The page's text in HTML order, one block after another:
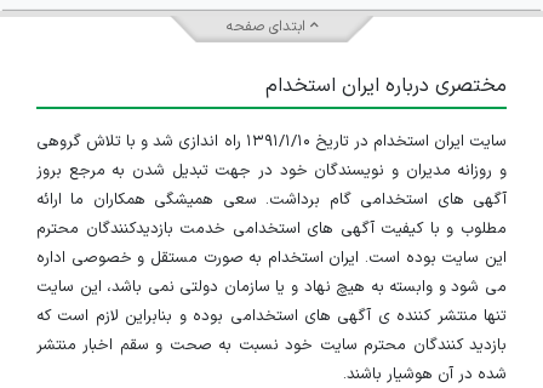
ابتدای صفحه
مختصری درباره ایران استخدام
سایت ایران استخدام در تاریخ ۱۳۹۱/۱/۱۰ راه اندازی شد و با تلاش گروهی
و روزانه مدیران و نویسندگان خود در جهت تبدیل شدن به مرجع بروز
آگهی های استخدامی گام برداشت. سعی همیشگی همکاران ما ارائه
مطلوب و با کیفیت آگهی های استخدامی خدمت بازدیدکنندگان محترم
این سایت بوده است. ایران استخدام به صورت مستقل و خصوصی اداره
می شود و وابسته به هیچ نهاد و یا سازمان دولتی نمی باشد، این سایت
تنها منتشر کننده ی آگهی های استخدامی بوده و بنابراین لازم است که
بازدید کنندگان محترم سایت خود نسبت به صحت و سقم اخبار منتشر
شده در آن هوشیار باشند.